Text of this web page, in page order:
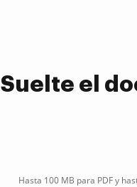
Suelte el
Hasta 100 MB para PDF y